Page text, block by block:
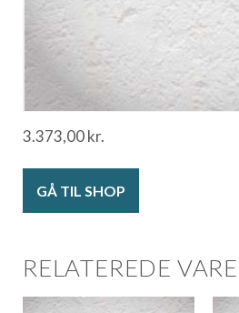
3.373,00kr.
GÅ TIL SHOP
RELATEREDE